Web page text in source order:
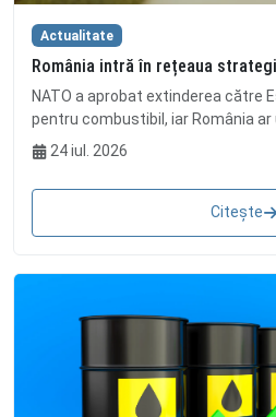
Actualitate
România intră în rețeaua
NATO a aprobat extinderea către
pentru combustibil, iar România ar
24 iul. 2026
Citește